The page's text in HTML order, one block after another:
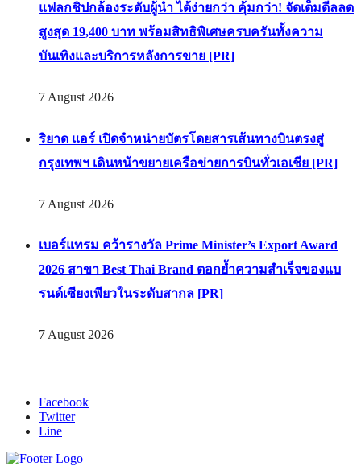
แฟลกชิปกล้องระดับผู้นำ ได้ง่ายกว่า คุ้มกว่า! จัดเต็มดีลลด
สูงสุด 19,400 บาท พร้อมสิทธิพิเศษครบครันทั้งความ
บันเทิงและบริการหลังการขาย [PR]
7 August 2026
ริยาด แอร์ เปิดจำหน่ายบัตรโดยสารเส้นทางบินตรงสู่
กรุงเทพฯ เดินหน้าขยายเครือข่ายการบินทั่วเอเชีย [PR]
7 August 2026
เบอร์แทรม คว้ารางวัล Prime Minister’s Export Award
2026 สาขา Best Thai Brand ตอกย้ำความสำเร็จของแบ
รนด์เซียงเพียวในระดับสากล [PR]
7 August 2026
Facebook
Twitter
Line